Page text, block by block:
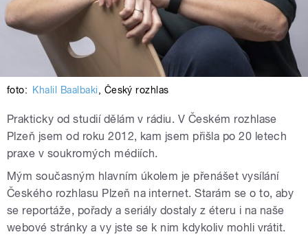
foto: Khalil Baalbaki, Český rozhlas
Prakticky od studií dělám v rádiu. V Českém rozhlase
Plzeň jsem od roku 2012, kam jsem přišla po 20 letech
praxe v soukromých médiích.
Mým současným hlavním úkolem je přenášet vysílání
Českého rozhlasu Plzeň na internet. Starám se o to, aby
se reportáže, pořady a seriály dostaly z éteru i na naše
webové stránky a vy jste se k nim kdykoliv mohli vrátit.